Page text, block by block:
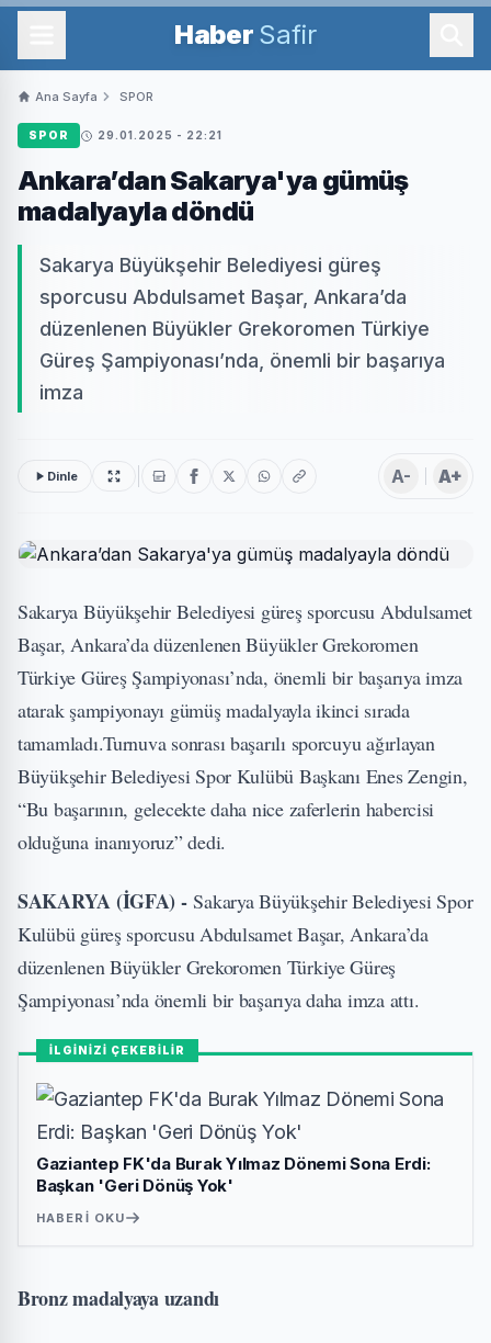
Haber Safir
Ana Sayfa SPOR
SPOR 29.01.2025 - 22:21
Ankara’dan Sakarya'ya gümüş
madalyayla döndü
Sakarya Büyükşehir Belediyesi güreş
sporcusu Abdulsamet Başar, Ankara’da
düzenlenen Büyükler Grekoromen Türkiye
Güreş Şampiyonası’nda, önemli bir başarıya
imza
Dinle A- A+
Sakarya Büyükşehir Belediyesi güreş sporcusu Abdulsamet
Başar, Ankara’da düzenlenen Büyükler Grekoromen
Türkiye Güreş Şampiyonası’nda, önemli bir başarıya imza
atarak şampiyonayı gümüş madalyayla ikinci sırada
tamamladı.Turnuva sonrası başarılı sporcuyu ağırlayan
Büyükşehir Belediyesi Spor Kulübü Başkanı Enes Zengin,
“Bu başarının, gelecekte daha nice zaferlerin habercisi
olduğuna inanıyoruz” dedi.
SAKARYA (İGFA) -Sakarya Büyükşehir Belediyesi Spor
Kulübü güreş sporcusu Abdulsamet Başar, Ankara’da
düzenlenen Büyükler Grekoromen Türkiye Güreş
Şampiyonası’nda önemli bir başarıya daha imza attı.
İLGİNİZİ ÇEKEBİLİR
Gaziantep FK'da Burak Yılmaz Dönemi Sona Erdi:
Başkan 'Geri Dönüş Yok'
HABERI OKU
Bronz madalyaya uzandı